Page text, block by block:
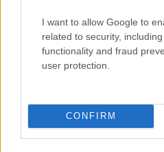
I want to allow Google to
related to security,
functionality and fraud
user protection.
CONFIRM
Laskentapalvelu Mikkonen Oy
Laskentasatama Oy
Leinonen Suomi ❯